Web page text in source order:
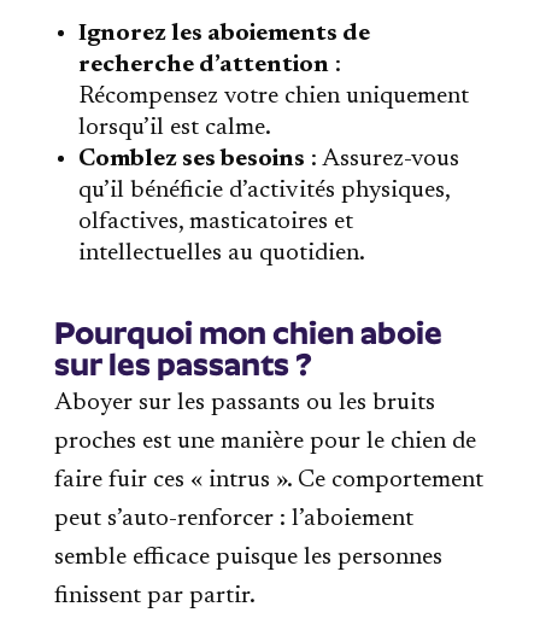
Ignorez les aboiements de
recherche d’attention:
Récompensez votre chien uniquement
lorsqu’il est calme.
Comblez ses besoins : Assurez-vous
qu’il bénéficie d’activités physiques,
olfactives, masticatoires et
intellectuelles au quotidien.
Pourquoi mon chien aboie
sur les passants ?
Aboyer sur les passants ou les bruits
proches est une manière pour le chien de
faire fuir ces « intrus ». Ce comportement
peut s’auto-renforcer : l’aboiement
semble efficace puisque les personnes
finissent par partir.